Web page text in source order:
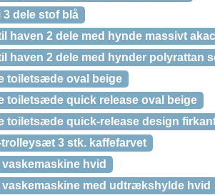
dele stof blå
haven 2 dele med hynde massivt
haven 2 dele med hynder polyrattan
toiletsæde oval beige
toiletsæde quick release oval beige
toiletsæde quick-release design
3 stk. kaffefarvet
hvid
med udtrækshylde hvid